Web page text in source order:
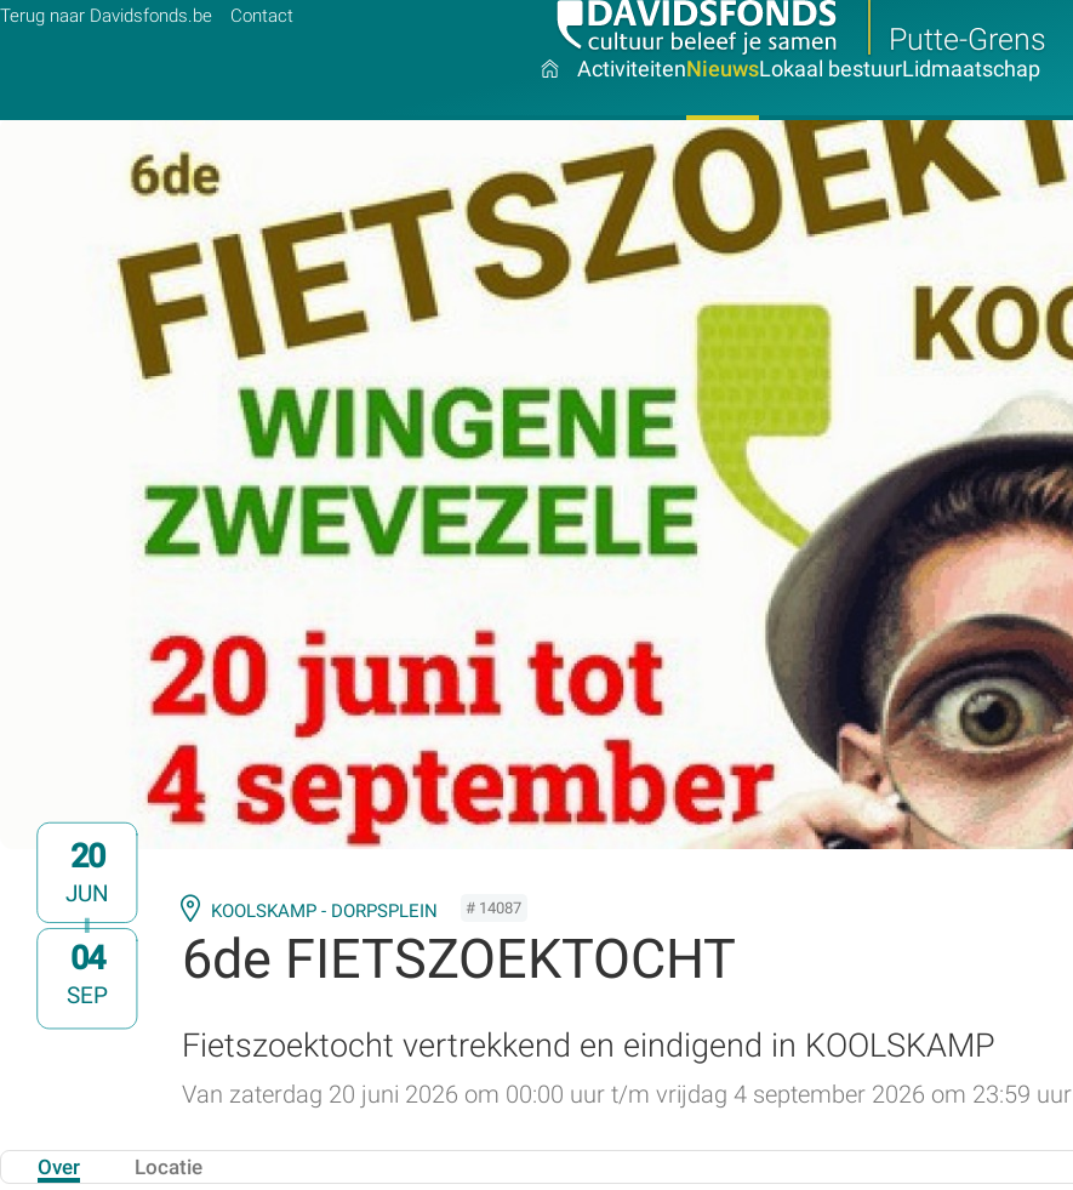
Terug naar Davidsfonds.be Contact
Putte-Grens
ActiviteitenNieuwsLokaal bestuurLidmaatschap
20
JUN
t/m
04
SEP
KOOLSKAMP - DORPSPLEIN # 14087
6de FIETSZOEKTOCHT
Fietszoektocht vertrekkend en eindigend in KOOLSKAMP
Van zaterdag 20 juni 2026 om 00:00 uur t/m vrijdag 4 september 2026 om 23:59 uur
Over Locatie